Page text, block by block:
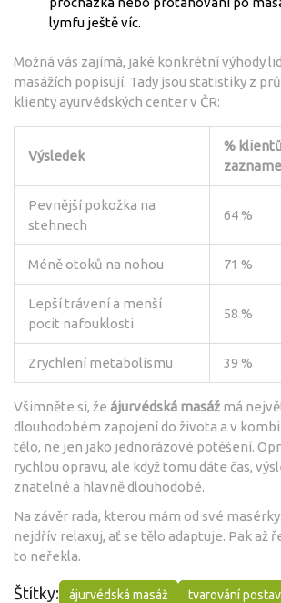
lymfu ještě víc.
Možná vás zajímá, jaké konkrétní výhody
masážích popisují. Tady jsou statistiky z
klienty ayurvédských center v ČR:
Výsledek
%
Pevnější pokožka na
stehnech
64 %
Méně otoků na nohou 71 %
Lepší trávení a menší
pocit nafouklosti
58 %
Zrychlení metabolismu 39 %
Všimněte si, že ájurvédská masáž má
dlouhodobém zapojení do života a v
tělo, ne jen jako jednorázové potěšení.
rychlou opravu, ale když tomu dáte čas,
znatelné a hlavně dlouhodobé.
Na závěr rada, kterou mám od své
nejdřív relaxuj, ať se tělo adaptuje. Pak až
to neřekla.
Štítky: ájurvédská masáž tvarování